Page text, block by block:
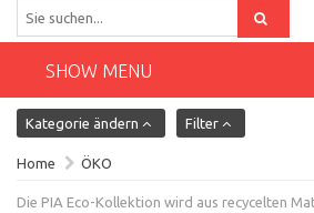
SHOW MENU
Kategorie ändern Filter
Home ÖKO
Die PIA Eco-Kollektion wird aus recycelten